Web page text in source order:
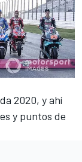
2020, y ahí
y puntos de